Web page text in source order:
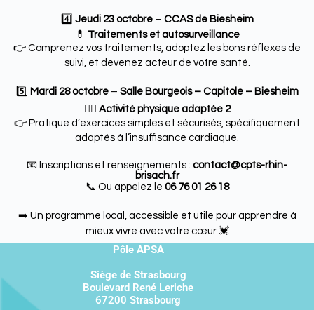
4️⃣ Jeudi 23 octobre– CCAS de Biesheim
💊 Traitements et autosurveillance
👉 Comprenez vos traitements, adoptez les bons réflexes de
suivi, et devenez acteur de votre santé.
5️⃣ Mardi 28 octobre– Salle Bourgeois – Capitole – Biesheim
🏃‍♀️ Activité physique adaptée 2
👉 Pratique d’exercices simples et sécurisés, spécifiquement
adaptés à l’insuffisance cardiaque.
📧 Inscriptions et renseignements : contact@cpts-rhin-
brisach.fr
📞 Ou appelez le 06 76 01 26 18
➡️ Un programme local, accessible et utile pour apprendre à
mieux vivre avec votre cœur 💓
Pôle APSA
Siège de Strasbourg
Boulevard René Leriche
67200 Strasbourg